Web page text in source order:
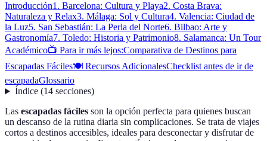
Introducción1. Barcelona: Cultura y Playa2. Costa Brava:
Naturaleza y Relax3. Málaga: Sol y Cultura4. Valencia: Ciudad de
la Luz5. San Sebastián: La Perla del Norte6. Bilbao: Arte y
Gastronomía7. Toledo: Historia y Patrimonio8. Salamanca: Un Tour
Académico📺 Para ir más lejos:Comparativa de Destinos para
Escapadas Fáciles🍽️ Recursos AdicionalesChecklist antes de ir de
escapadaGlossario
Índice(14 secciones)
Las escapadas fáciles son la opción perfecta para quienes buscan
un descanso de la rutina diaria sin complicaciones. Se trata de viajes
cortos a destinos accesibles, ideales para desconectar y disfrutar de